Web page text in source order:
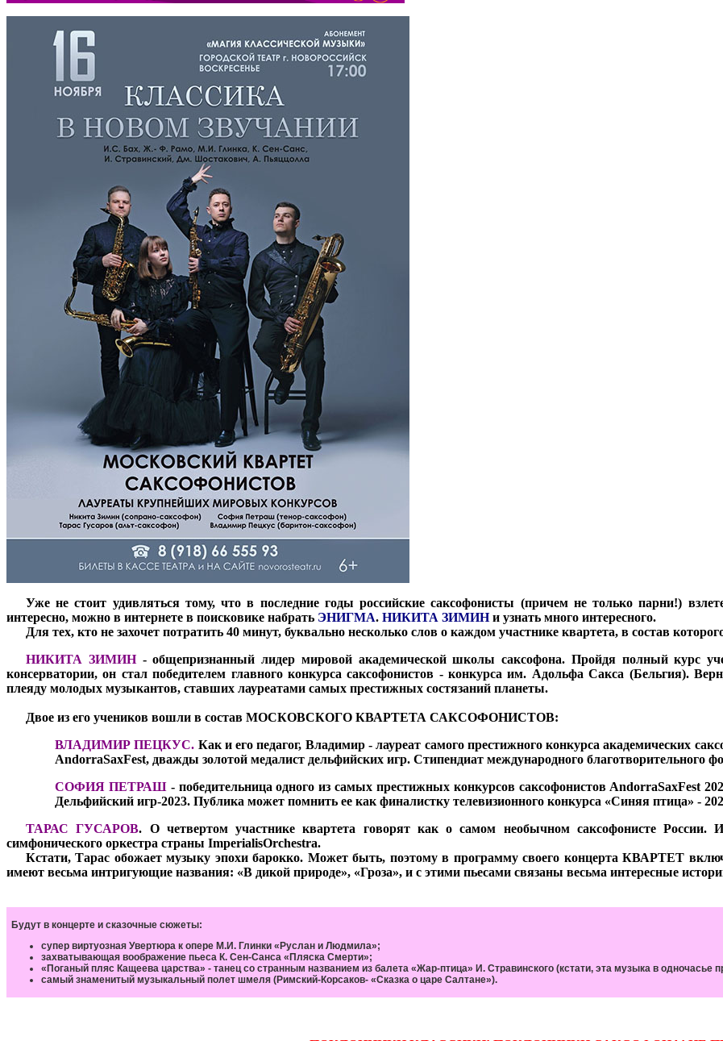
Уже не стоит удивляться тому, что в последние годы российские саксофонисты (причем не только парни!)
интересно, можно в интернете в поисковике набрать ЭНИГМА. НИКИТА ЗИМИНи узнать много интересного.
Для тех, кто не захочет потратить 40 минут, буквально несколько слов о каждом участнике квартета, в состав
НИКИТА ЗИМИН- общепризнанный лидер мировой академической школы саксофона. Пройдя полный курс
консерватории, он стал победителем главного конкурса саксофонистов - конкурса им. Адольфа Сакса (Бельгия).
плеяду молодых музыкантов, ставших лауреатами самых престижных состязаний планеты.
Двое из его учеников вошли в состав МОСКОВСКОГО КВАРТЕТА САКСОФОНИСТОВ:
ВЛАДИМИР ПЕЦКУС. Как и его педагог, Владимир - лауреат самого престижного конкурса академических
AndorraSaxFest, дважды золотой медалист дельфийских игр. Стипендиат международного благотворительного
СОФИЯ ПЕТРАШ- победительница одного из самых престижных конкурсов саксофонистов AndorraSaxFest
Дельфийский игр-2023. Публика может помнить ее как финалистку телевизионного конкурса «Синяя птица» -
ТАРАС ГУСАРОВ. О четвертом участнике квартета говорят как о самом необычном саксофонисте России.
симфонического оркестра страны ImperialisOrchestra.
Кстати, Тарас обожает музыку эпохи барокко. Может быть, поэтому в программу своего концерта КВАРТЕТ
имеют весьма интригующие названия: «В дикой природе», «Гроза», и с этими пьесами связаны весьма интересные
Будут в концерте и сказочные сюжеты:
супер виртуозная Увертюра к опере М.И. Глинки «Руслан и Людмила»;
захватывающая воображение пьеса К. Сен-Санса «Пляска Смерти»;
«Поганый пляс Кащеева царства» - танец со странным названием из балета «Жар-птица» И. Стравинского (кстати, эта музыка в
самый знаменитый музыкальный полет шмеля (Римский-Корсаков- «Сказка о царе Салтане»).